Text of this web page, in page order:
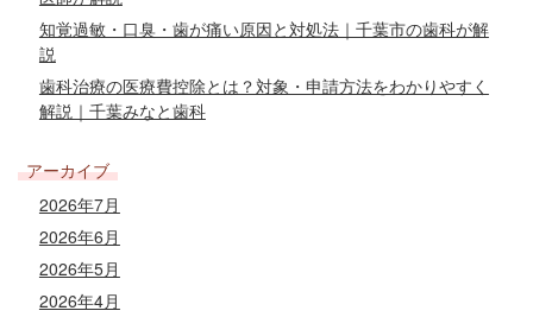
知覚過敏・口臭・歯が痛い原因と対処法｜千葉市の歯科が解
説
歯科治療の医療費控除とは？対象・申請方法をわかりやすく
解説｜千葉みなと歯科
アーカイブ
2026年7月
2026年6月
2026年5月
2026年4月